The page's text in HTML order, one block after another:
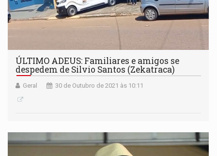
ÚLTIMO ADEUS: Familiares e amigos se
despedem de Silvio Santos (Zekatraca)
Geral 30 de Outubro de 2021 às 10:11